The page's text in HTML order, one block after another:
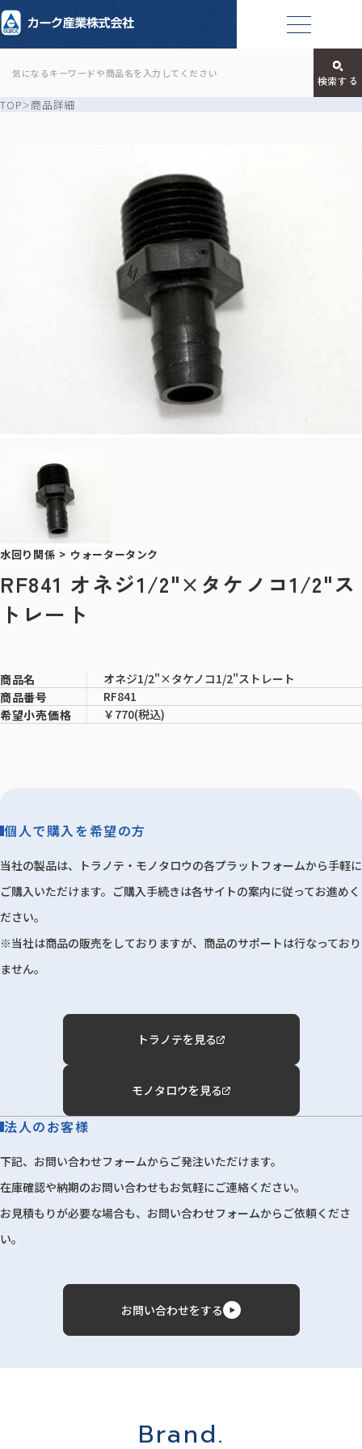
TOP 商品詳細
水回り関係 > ウォータータンク
RF841 オネジ1/2"×タケノコ1/2"ス
トレート
商品名
オネジ1/2"×タケノコ1/2"ストレート
商品番号
RF841
希望小売価格
￥770(税込)
個人で購入を希望の方
当社の製品は、トラノテ・モノタロウの各プラットフォームから手軽に
ご購入いただけます。ご購入手続きは各サイトの案内に従ってお進めく
ださい。
※当社は商品の販売をしておりますが、商品のサポートは行なっており
ません。
トラノテを見る
モノタロウを見る
法人のお客様
下記、お問い合わせフォームからご発注いただけます。
在庫確認や納期のお問い合わせもお気軽にご連絡ください。
お見積もりが必要な場合も、お問い合わせフォームからご依頼くださ
い。
お問い合わせをする
Brand.